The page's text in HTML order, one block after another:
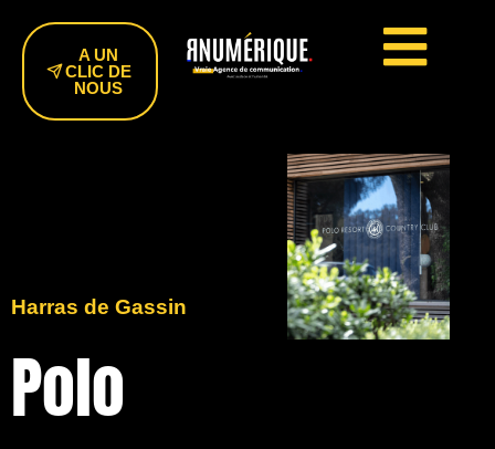
A UN
CLIC DE
NOUS
Harras de Gassin
Polo